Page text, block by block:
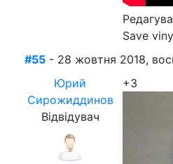
Save
#55 - 28 жовтня 2018,
Юрий
Сирожиддинов
Відвідувач
+3